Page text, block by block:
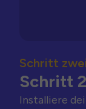
Schritt zwei
Schritt 2
Installiere